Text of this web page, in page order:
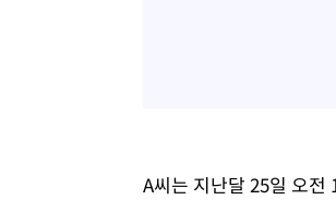
A씨는 지난달 25일 오전